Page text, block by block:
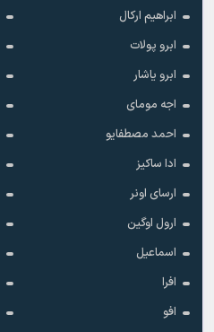
ابراهیم ارکال
ابرو پولات
ابرو یاشار
اجه مومای
احمد مصطفایو
ادا ساکیز
ارسای اونر
ارول اوگین
اسماعیل
افرا
افو